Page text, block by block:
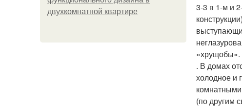
двухкомнатной квартире
3-3 в 1-м и
«хрущобы».
. В домах
холодное и
(по другим